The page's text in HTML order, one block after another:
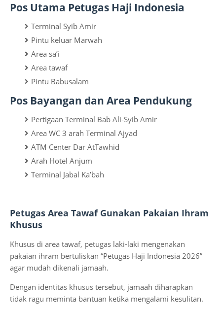
Pos Utama Petugas Haji Indonesia
Terminal Syib Amir
Pintu keluar Marwah
Area sa’i
Area tawaf
Pintu Babusalam
Pos Bayangan dan Area Pendukung
Pertigaan Terminal Bab Ali-Syib Amir
Area WC 3 arah Terminal Ajyad
ATM Center Dar AtTawhid
Arah Hotel Anjum
Terminal Jabal Ka’bah
Petugas Area Tawaf Gunakan Pakaian Ihram
Khusus
Khusus di area tawaf, petugas laki-laki mengenakan
pakaian ihram bertuliskan “Petugas Haji Indonesia 2026”
agar mudah dikenali jamaah.
Dengan identitas khusus tersebut, jamaah diharapkan
tidak ragu meminta bantuan ketika mengalami kesulitan.